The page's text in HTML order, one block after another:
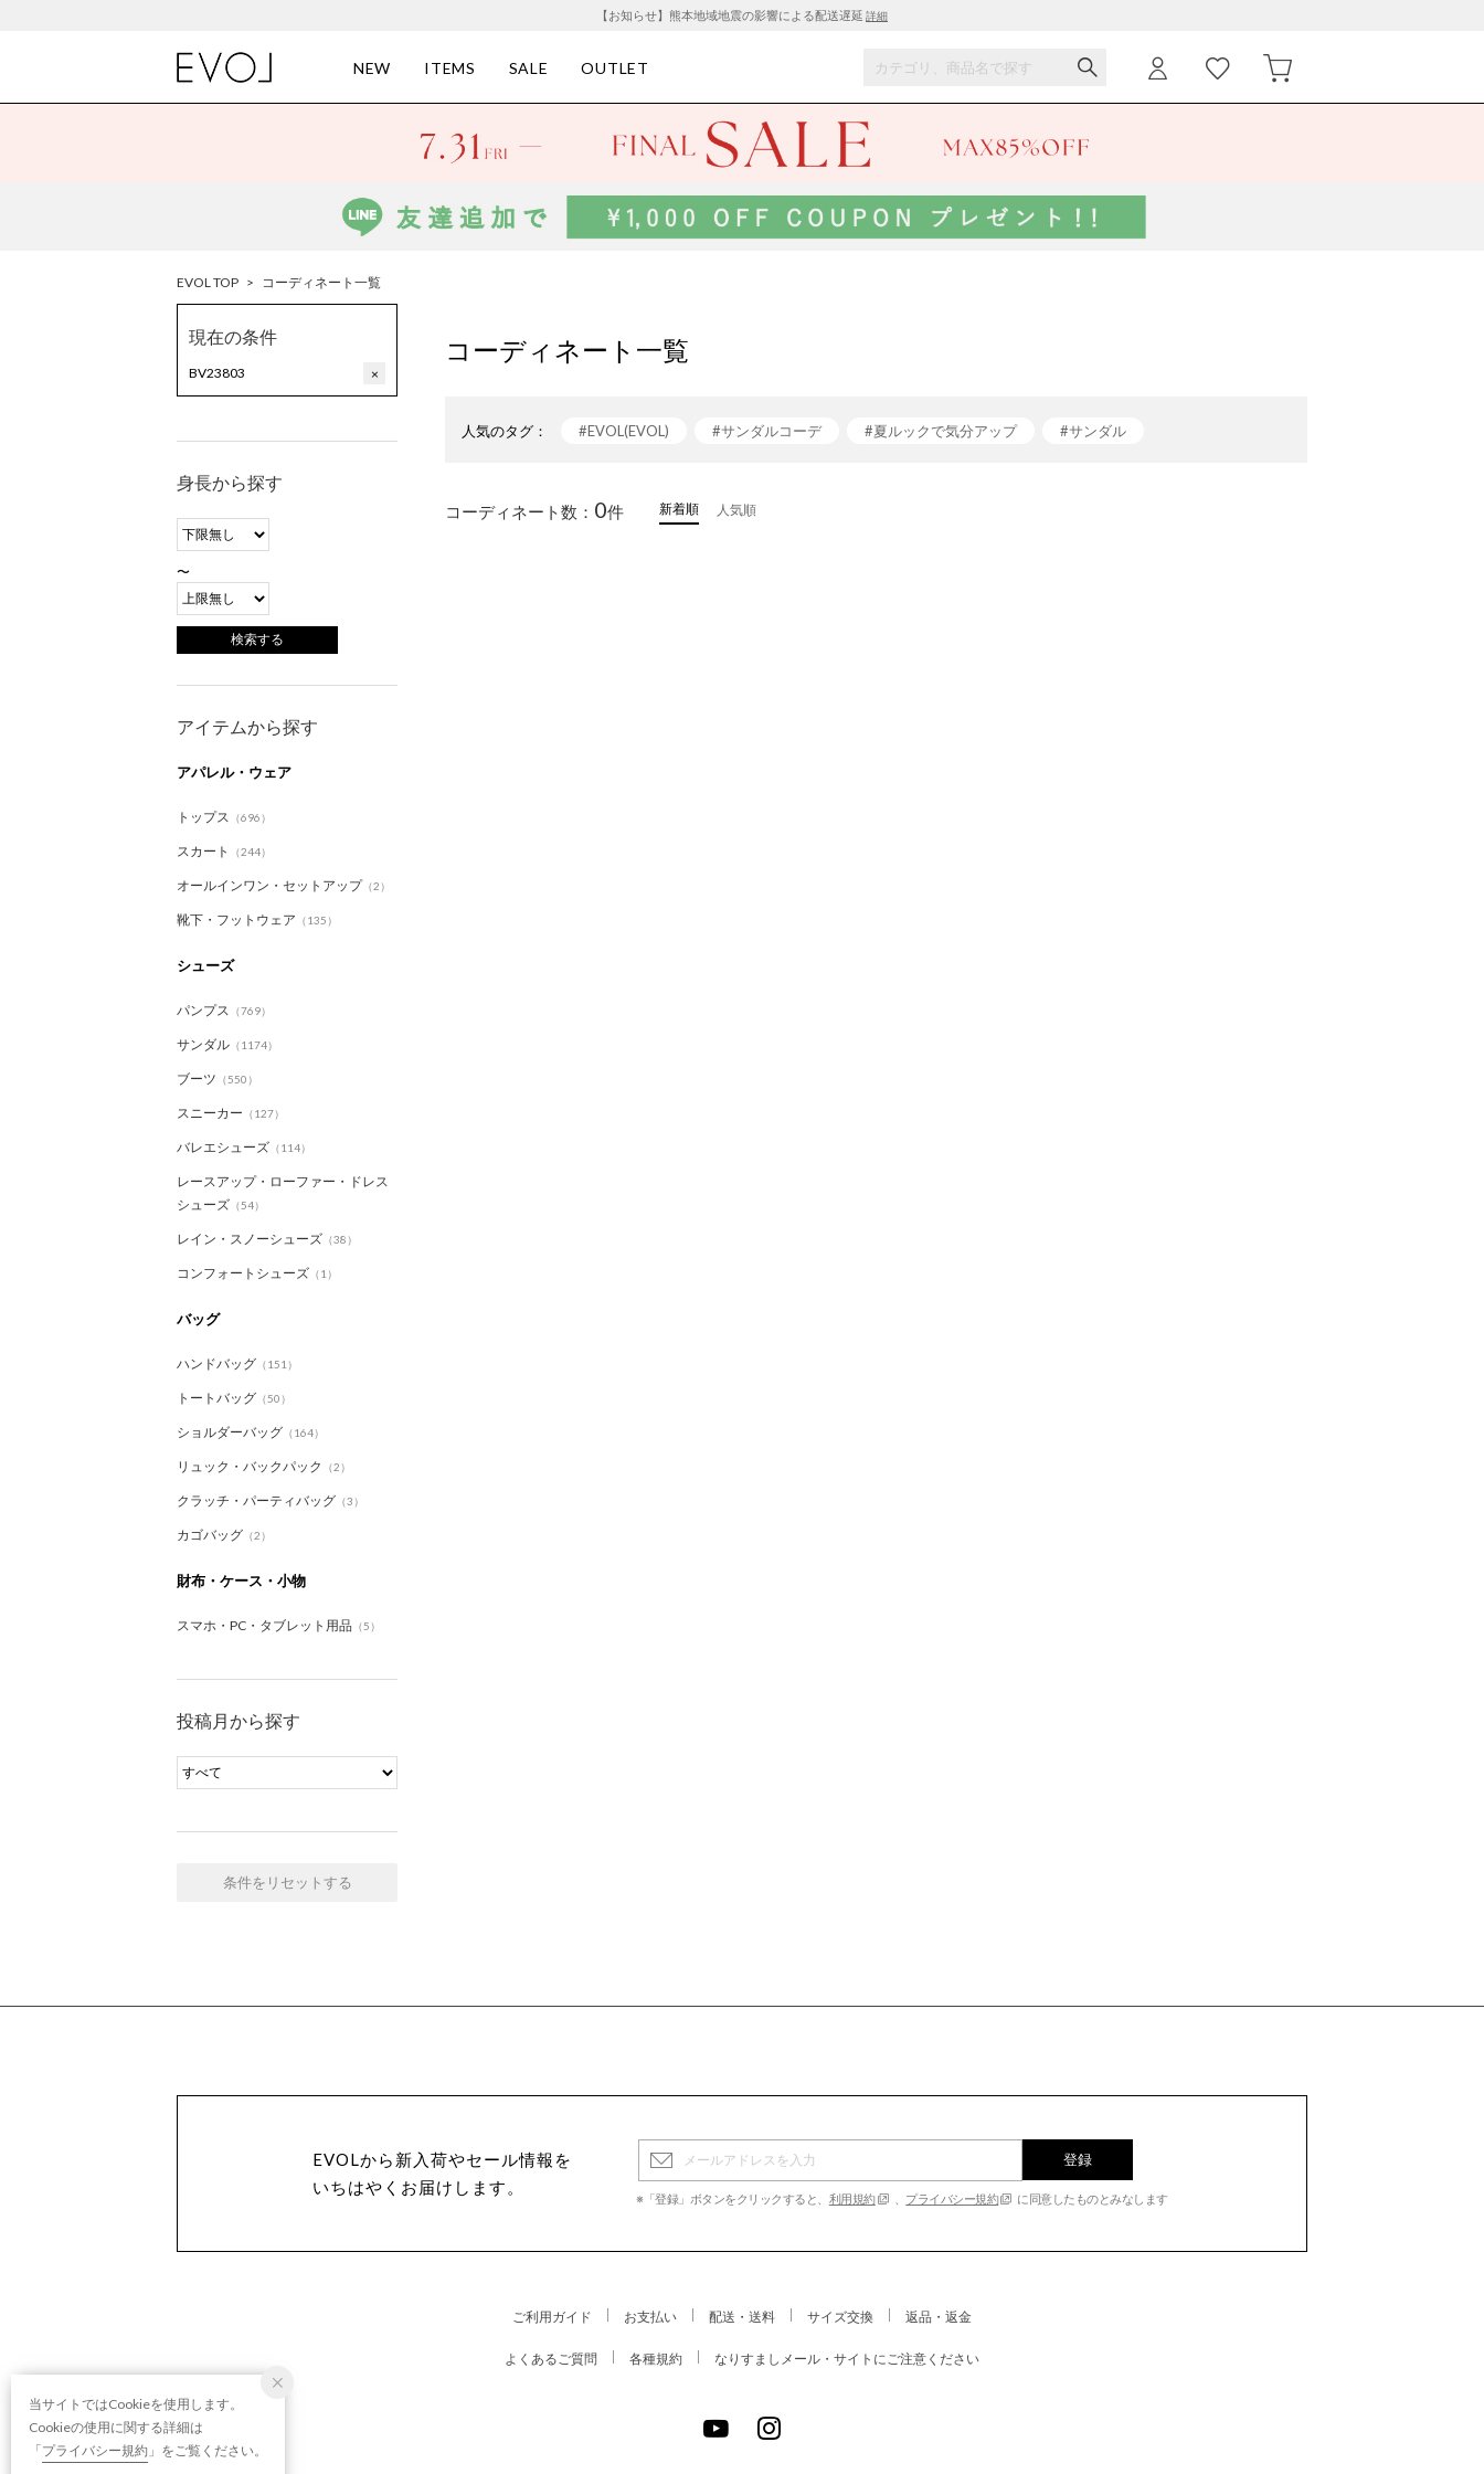
【お知らせ】熊本地域地震の影響による配送遅延 詳細
NEW ITEMS SALE OUTLET
EVOL TOP > コーディネート一覧
現在の条件
BV23803 ×
身長から探す
〜
アイテムから探す
アパレル・ウェア
トップス （696）
スカート （244）
オールインワン・セットアップ（2）
靴下・フットウェア （135）
シューズ
パンプス （769）
サンダル （1174）
ブーツ （550）
スニーカー （127）
バレエシューズ （114）
レースアップ・ローファー・ドレス
シューズ （54）
レイン・スノーシューズ （38）
コンフォートシューズ （1）
バッグ
ハンドバッグ （151）
トートバッグ （50）
ショルダーバッグ （164）
リュック・バックパック （2）
クラッチ・パーティバッグ （3）
カゴバッグ （2）
財布・ケース・小物
スマホ・PC・タブレット用品 （5）
投稿月から探す
条件をリセットする
コーディネート一覧
人気のタグ： #EVOL(EVOL) #サンダルコーデ #夏ルックで気分アップ
#サンダル
コーディネート数： 0件 新着順 人気順
EVOLから新入荷やセール情報を
いちはやくお届けします。
登録
※「登録」ボタンをクリックすると、 利用規約 プライバシー規約 に同意したものとみなします
ご利用ガイド お支払い 配送・送料 サイズ交換 返品・返金
よくあるご質問 各種規約 なりすましメール・サイトにご注意ください
当サイトではCookieを使用します。
Cookieの使用に関する詳細は
「プライバシー規約 」をご覧ください。